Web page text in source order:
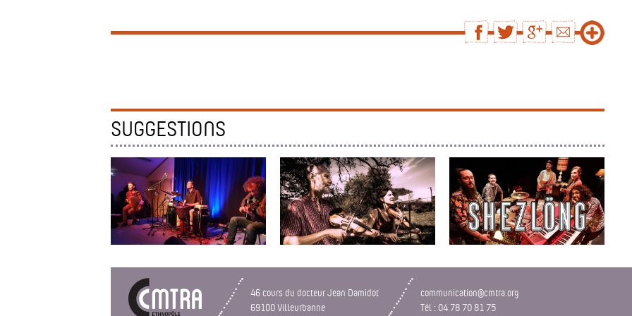
SUGGESTIONS
Bal folk aux milles couleurs
46 cours du docteur Jean Damidot
69100 Villeurbanne
communication@cmtra.org
Tél : 04 78 70 81 75